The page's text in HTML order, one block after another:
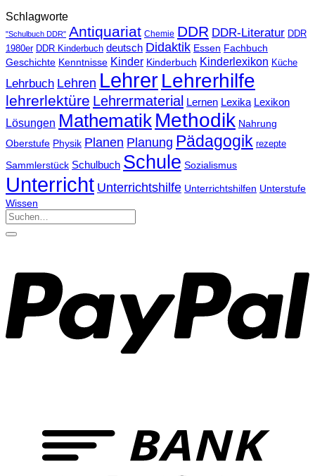
Schlagworte
"Schulbuch DDR" Antiquariat Chemie DDR DDR-Literatur DDR
1980er DDR Kinderbuch deutsch Didaktik Essen Fachbuch
Geschichte Kenntnisse Kinder Kinderbuch Kinderlexikon Küche
Lehrbuch Lehren LehrerLehrerhilfe
lehrerlektüre Lehrermaterial Lernen Lexika Lexikon
Lösungen Mathematik Methodik Nahrung
Oberstufe Physik Planen Planung Pädagogik rezepte
Sammlerstück Schulbuch Schule Sozialismus
Unterricht Unterrichtshilfe Unterrichtshilfen Unterstufe
Wissen
Suchen
nach: